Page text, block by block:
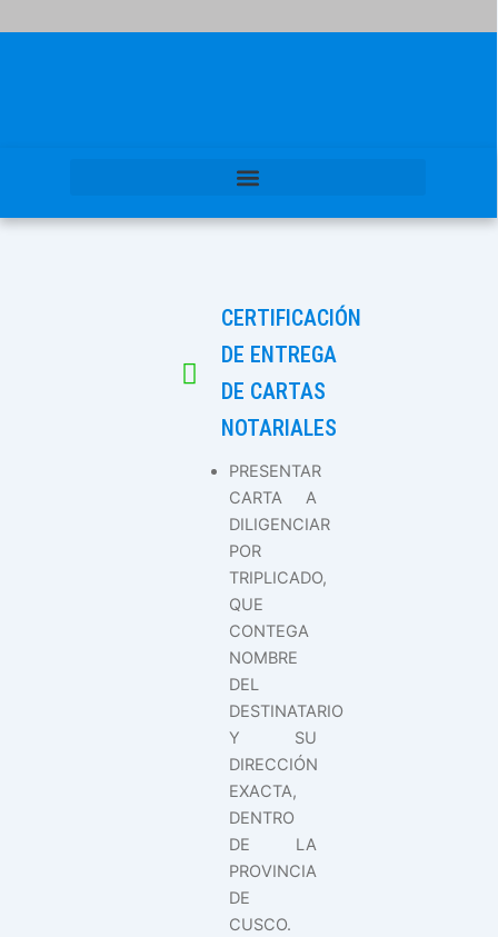
CERTIFICACIÓN
DE ENTREGA
DE CARTAS
NOTARIALES
PRESENTAR
CARTA A
DILIGENCIAR
POR
TRIPLICADO,
QUE
CONTEGA
NOMBRE
DEL
DESTINATARIO
Y SU
DIRECCIÓN
EXACTA,
DENTRO
DE LA
PROVINCIA
DE
CUSCO.